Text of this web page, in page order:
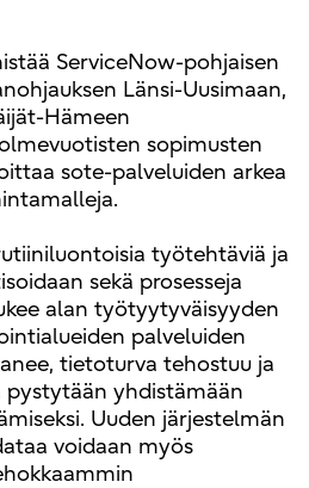
ServiceNow-pohjaisen
Länsi-Uusimaan,
Hämeen
sopimusten
sote-palveluiden arkea
työtehtäviä ja
sekä prosesseja
alan työtyytyväisyyden
palveluiden
tietoturva tehostuu ja
pystytään yhdistämään
Uuden järjestelmän
voidaan myös